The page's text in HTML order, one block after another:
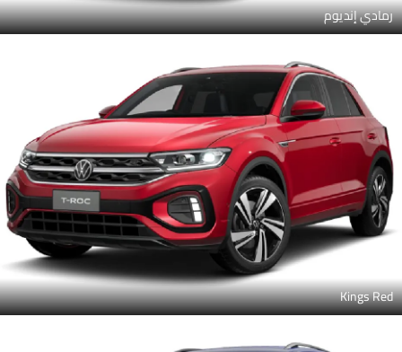
رمادي إنديوم
Kings Red